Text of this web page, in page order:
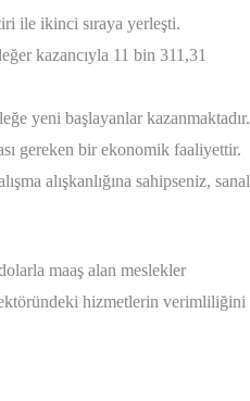
ile ikinci sıraya yerleşti.
kazancıyla 11 bin 311,31
yeni başlayanlar kazanmaktadır.
gereken bir ekonomik faaliyettir.
alışkanlığına sahipseniz, sanal
maaş alan meslekler
hizmetlerin verimliliğini